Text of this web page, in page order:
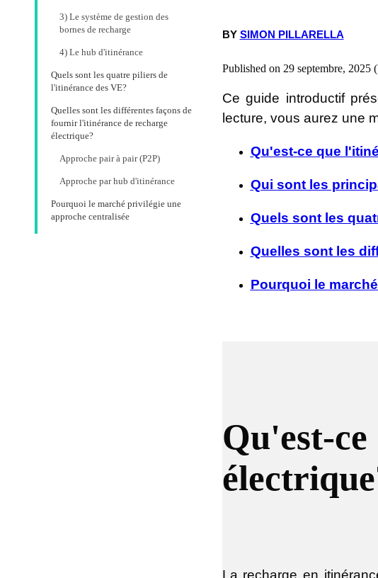
3) Le système de gestion des
bornes de recharge
4) Le hub d'itinérance
Quels sont les quatre piliers de
l'itinérance des VE?
Quelles sont les différentes façons de
fournir l'itinérance de recharge
électrique?
Approche pair à pair (P2P)
Approche par hub d'itinérance
Pourquoi le marché privilégie une
approche centralisée
BY SIMON PILLARELLA
Published on 29 septembre, 2025
Ce guide introductif
lecture, vous aurez une
Qu'est-ce que
Qui sont les
Quels sont les
Quelles sont les
Pourquoi le
Qu'est-
La recharge en